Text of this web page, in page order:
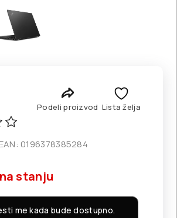
Podeli proizvod Lista želja
EAN: 0196378385284
stanju
me kada bude dostupno.